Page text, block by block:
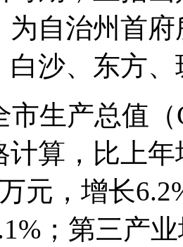
为自治州首
白沙、东方
市生产总值
计算，比上
元，增长
；第三产